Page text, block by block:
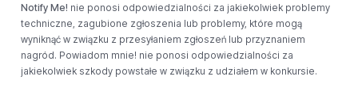
Notify Me! nie ponosi odpowiedzialności za jakiekolwiek problemy
techniczne, zagubione zgłoszenia lub problemy, które mogą
wyniknąć w związku z przesyłaniem zgłoszeń lub przyznaniem
nagród. Powiadom mnie! nie ponosi odpowiedzialności za
jakiekolwiek szkody powstałe w związku z udziałem w konkursie.